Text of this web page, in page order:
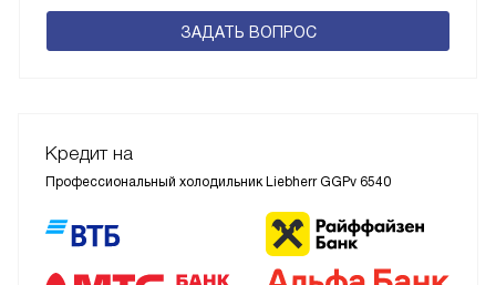
ЗАДАТЬ ВОПРОС
Кредит на
Профессиональный холодильник Liebherr GGPv 6540